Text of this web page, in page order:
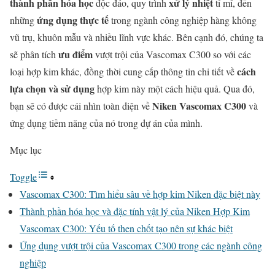
độc đáo, quy trình
tỉ mỉ, đến
nhữngứng dụng thực tếtrong ngành công nghiệp hàng không
vũ trụ, khuôn mẫu và nhiều lĩnh vực khác. Bên cạnh đó, chúng ta
sẽ phân tích ưu điểmvượt trội của Vascomax C300 so với các
loại hợp kim khác, đồng thời cung cấp thông tin chi tiết vềcách
lựa chọn và sử dụnghợp kim này một cách hiệu quả. Qua đó,
bạn sẽ có được cái nhìn toàn diện vềNiken Vascomax C300và
ứng dụng tiềm năng của nó trong dự án của mình.
Mục lục
Toggle
Vascomax C300: Tìm hiểu sâu về hợp kim Niken đặc biệt này
Thành phần hóa học và đặc tính vật lý của Niken Hợp Kim
Vascomax C300: Yếu tố then chốt tạo nên sự khác biệt
Ứng dụng vượt trội của Vascomax C300 trong các ngành công
nghiệp